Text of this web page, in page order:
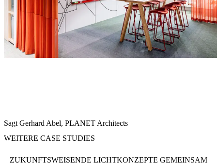
Sagt Gerhard Abel, PLANET Architects
WEITERE CASE STUDIES
ZUKUNFTSWEISENDE LICHTKONZEPTE GEMEINSAM